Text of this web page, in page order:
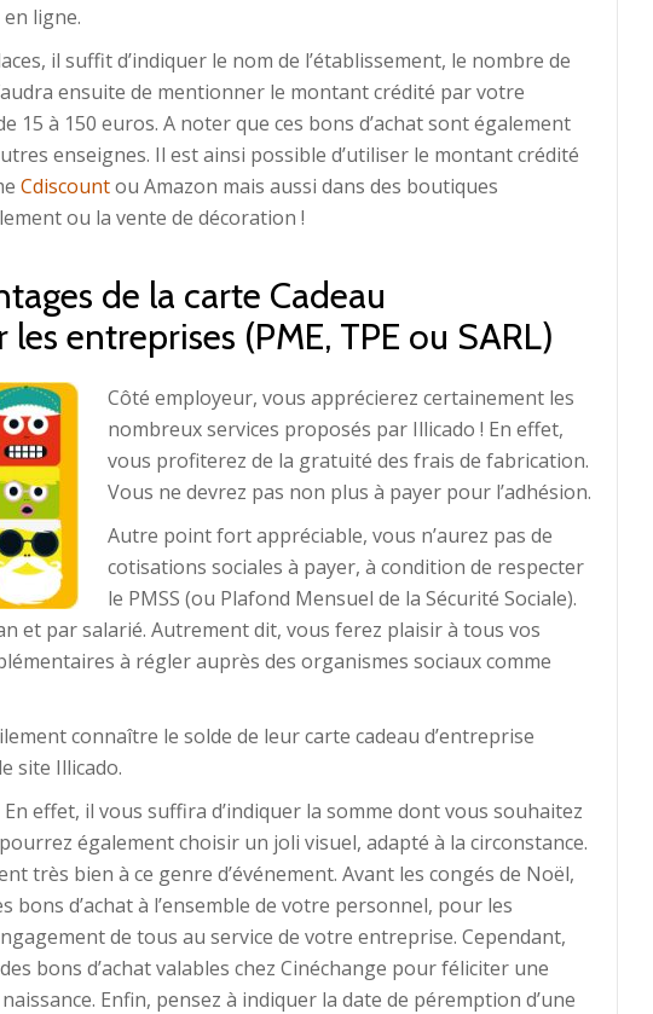
ligne.
il suffit d’indiquer le nom de l’établissement, le nombre de
ensuite de mentionner le montant crédité par votre
15 à 150 euros. A noter que ces bons d’achat sont également
enseignes. Il est ainsi possible d’utiliser le montant crédité
Cdiscountou Amazon mais aussi dans des boutiques
ou la vente de décoration !
de la carte Cadeau
entreprises (PME, TPE ou SARL)
Côté employeur, vous apprécierez certainement les
nombreux services proposés par Illicado ! En effet,
vous profiterez de la gratuité des frais de fabrication.
Vous ne devrez pas non plus à payer pour l’adhésion.
Autre point fort appréciable, vous n’aurez pas de
cotisations sociales à payer, à condition de respecter
le PMSS (ou Plafond Mensuel de la Sécurité Sociale).
et par salarié. Autrement dit, vous ferez plaisir à tous vos
à régler auprès des organismes sociaux comme
connaître le solde de leur carte cadeau d’entreprise
site Illicado.
effet, il vous suffira d’indiquer la somme dont vous souhaitez
également choisir un joli visuel, adapté à la circonstance.
très bien à ce genre d’événement. Avant les congés de Noël,
d’achat à l’ensemble de votre personnel, pour les
de tous au service de votre entreprise. Cependant,
bons d’achat valables chez Cinéchange pour féliciter une
Enfin, pensez à indiquer la date de péremption d’une